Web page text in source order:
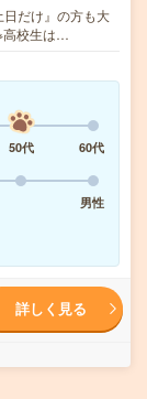
だけ』の方も大
高校生は…
50代
60代
男性
詳しく見る